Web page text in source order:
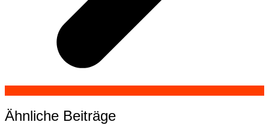
Ähnliche Beiträge